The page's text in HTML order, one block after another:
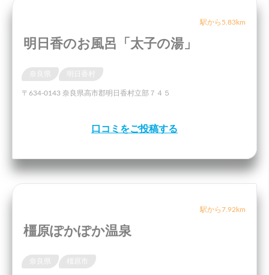
駅から5.83km
明日香のお風呂「太子の湯」
奈良県 明日香村
〒634-0143 奈良県高市郡明日香村立部７４５
口コミをご投稿する
駅から7.92km
橿原ぽかぽか温泉
奈良県